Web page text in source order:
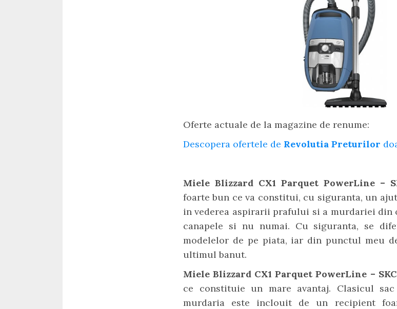
Oferte actuale de la magazine de renume:
Descopera ofertele de Revolutia Preturilor
Miele Blizzard CX1 Parquet PowerLine –
foarte bun ce va constitui, cu siguranta, un
in vederea aspirarii prafului si a murdariei din
canapele si nu numai. Cu siguranta, se
modelelor de pe piata, iar din punctul meu
ultimul banut.
Miele Blizzard CX1 Parquet PowerLine –
ce constituie un mare avantaj. Clasicul
murdaria este inclouit de un recipient